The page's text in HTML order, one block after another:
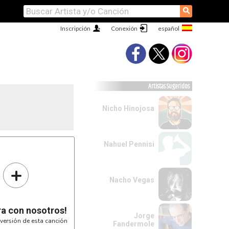
⚲
Conexión
Inscripción
+
con nosotros!
de esta canción
Artistas Sugeridos
Nicho Hinojosa
Nahuel Pennisi
Nacho Vegas
Jorge
Fandermole